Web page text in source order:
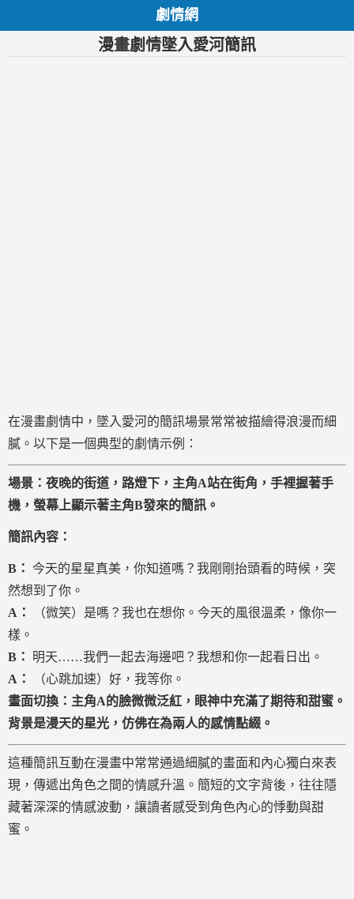
劇情網
漫畫劇情墜入愛河簡訊
在漫畫劇情中，墜入愛河的簡訊場景常常被描繪得浪漫而細
膩。以下是一個典型的劇情示例：
場景：夜晚的街道，路燈下，主角A站在街角，手裡握著手
機，螢幕上顯示著主角B發來的簡訊。
簡訊內容：
B： 今天的星星真美，你知道嗎？我剛剛抬頭看的時候，突
然想到了你。
A：
（微笑）是嗎？我也在想你。今天的風很溫柔，像你一
樣。
B：
明天……我們一起去海邊吧？我想和你一起看日出。
A：
（心跳加速）好，我等你。
畫面切換：主角A的臉微微泛紅，眼神中充滿了期待和甜蜜。
背景是漫天的星光，仿佛在為兩人的感情點綴。
這種簡訊互動在漫畫中常常通過細膩的畫面和內心獨白來表
現，傳遞出角色之間的情感升溫。簡短的文字背後，往往隱
藏著深深的情感波動，讓讀者感受到角色內心的悸動與甜
蜜。